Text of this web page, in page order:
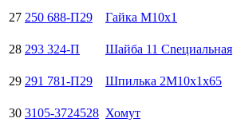
27 250 688-П29 Гайка М10х1
28 293 324-П Шайба 11 Cnециальная
29 291 781-П29 Шпилька 2М10х1х65
30 3105-3724528 Хомут